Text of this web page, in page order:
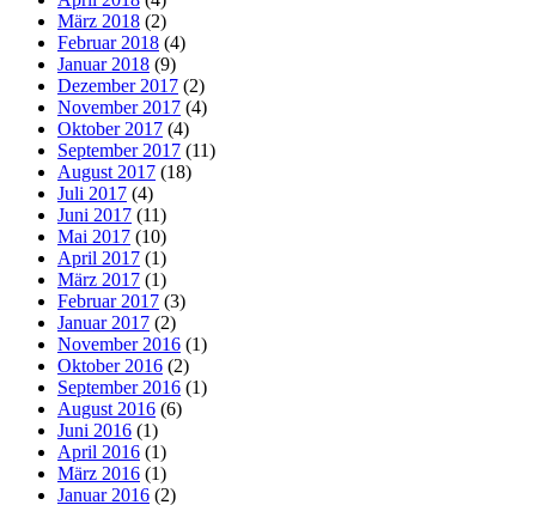
März 2018 (2)
Februar 2018 (4)
Januar 2018 (9)
Dezember 2017 (2)
November 2017 (4)
Oktober 2017 (4)
September 2017 (11)
August 2017 (18)
Juli 2017 (4)
Juni 2017 (11)
Mai 2017 (10)
April 2017 (1)
März 2017 (1)
Februar 2017 (3)
Januar 2017 (2)
November 2016 (1)
Oktober 2016 (2)
September 2016 (1)
August 2016 (6)
Juni 2016 (1)
April 2016 (1)
März 2016 (1)
Januar 2016 (2)